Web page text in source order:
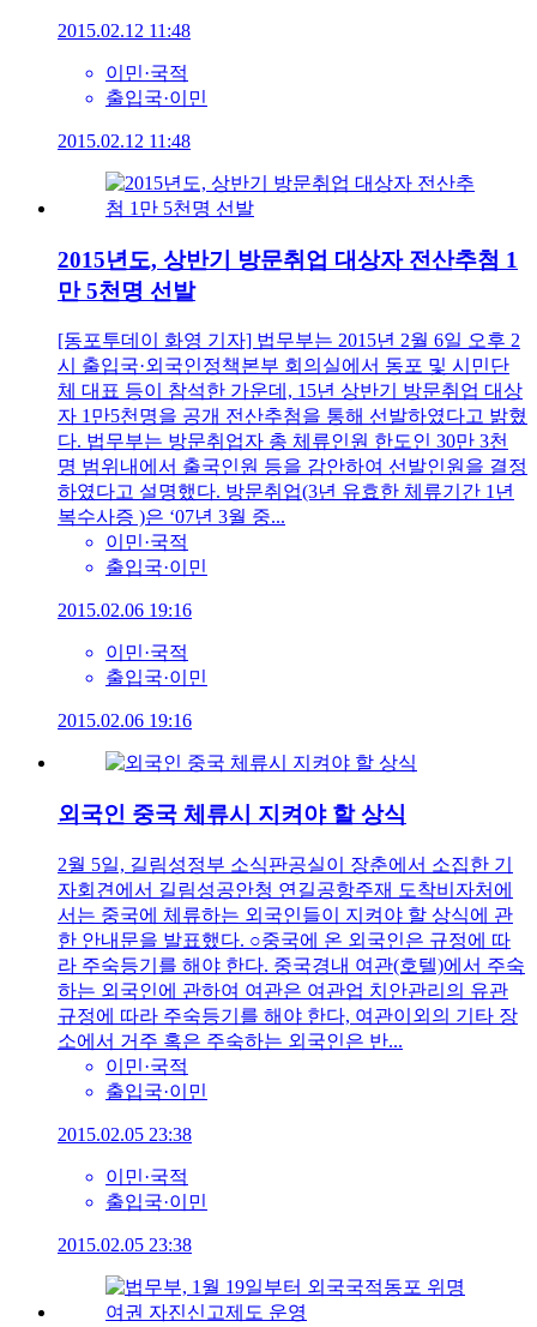
2015.02.12 11:48
이민·국적
출입국·이민
2015.02.12 11:48
2015년도, 상반기 방문취업 대상자 전산추첨 1
만 5천명 선발
[동포투데이 화영 기자] 법무부는 2015년 2월 6일 오후 2
시 출입국·외국인정책본부 회의실에서 동포 및 시민단
체 대표 등이 참석한 가운데, 15년 상반기 방문취업 대상
자 1만5천명을 공개 전산추첨을 통해 선발하였다고 밝혔
다. 법무부는 방문취업자 총 체류인원 한도인 30만 3천
명 범위내에서 출국인원 등을 감안하여 선발인원을 결정
하였다고 설명했다. 방문취업(3년 유효한 체류기간 1년
복수사증 )은 ‘07년 3월 중...
이민·국적
출입국·이민
2015.02.06 19:16
이민·국적
출입국·이민
2015.02.06 19:16
외국인 중국 체류시 지켜야 할 상식
2월 5일, 길림성정부 소식판공실이 장춘에서 소집한 기
자회견에서 길림성공안청 연길공항주재 도착비자처에
서는 중국에 체류하는 외국인들이 지켜야 할 상식에 관
한 안내문을 발표했다. ○중국에 온 외국인은 규정에 따
라 주숙등기를 해야 한다. 중국경내 여관(호텔)에서 주숙
하는 외국인에 관하여 여관은 여관업 치안관리의 유관
규정에 따라 주숙등기를 해야 한다, 여관이외의 기타 장
소에서 거주 혹은 주숙하는 외국인은 반...
이민·국적
출입국·이민
2015.02.05 23:38
이민·국적
출입국·이민
2015.02.05 23:38